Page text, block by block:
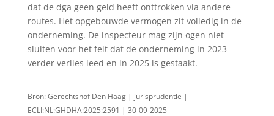
dat de dga geen geld heeft onttrokken via andere
routes. Het opgebouwde vermogen zit volledig in de
onderneming. De inspecteur mag zijn ogen niet
sluiten voor het feit dat de onderneming in 2023
verder verlies leed en in 2025 is gestaakt.
Bron: Gerechtshof Den Haag | jurisprudentie |
ECLI:NL:GHDHA:2025:2591 | 30-09-2025